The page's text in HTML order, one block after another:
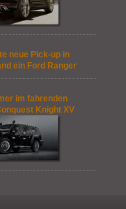
neue Pick-up in
ein Ford Ranger
im fahrenden
Knight XV